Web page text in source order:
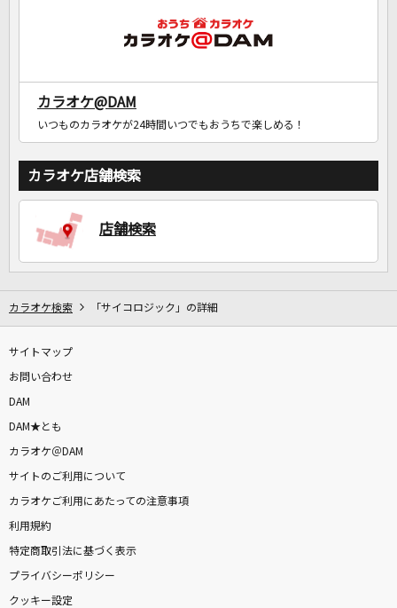
カラオケ@DAM
いつものカラオケが24時間いつでもおうちで楽しめる！
カラオケ店舗検索
店舗検索
カラオケ検索 「サイコロジック」の詳細
サイトマップ
お問い合わせ
DAM
DAM★とも
カラオケ＠DAM
サイトのご利用について
カラオケご利用にあたっての注意事項
利用規約
特定商取引法に基づく表示
プライバシーポリシー
クッキー設定